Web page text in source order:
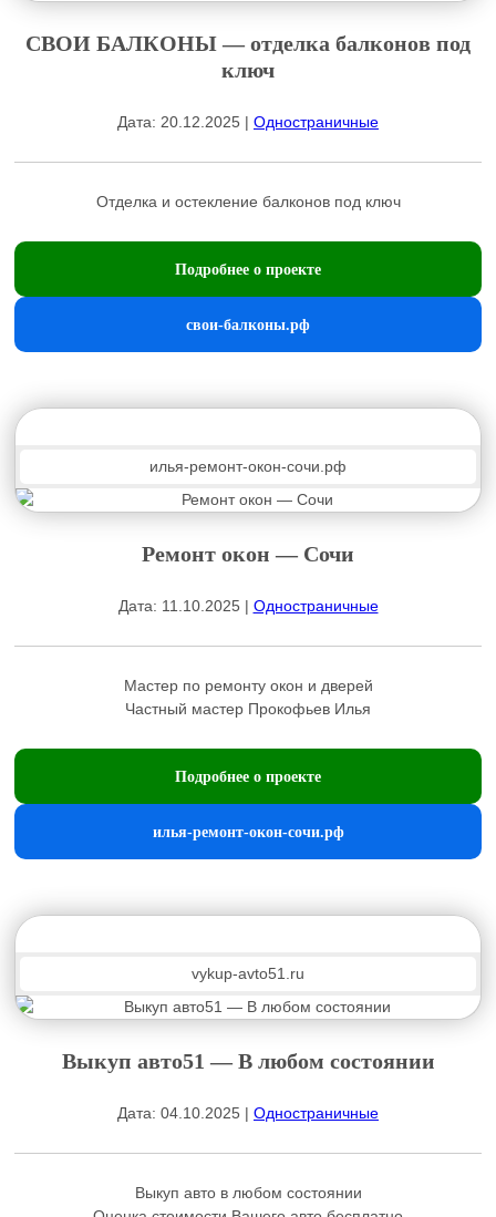
СВОИ БАЛКОНЫ — отделка балконов под
ключ
Дата: 20.12.2025 | Одностраничные
Отделка и остекление балконов под ключ
Подробнее о проекте
свои-балконы.рф
илья-ремонт-окон-сочи.рф
Ремонт окон — Сочи
Дата: 11.10.2025 | Одностраничные
Мастер по ремонту окон и дверей
Частный мастер Прокофьев Илья
Подробнее о проекте
илья-ремонт-окон-сочи.рф
vykup-avto51.ru
Выкуп авто51 — В любом состоянии
Дата: 04.10.2025 | Одностраничные
Выкуп авто в любом состоянии